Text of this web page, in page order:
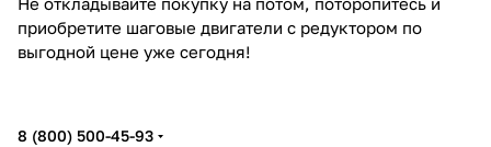
приобретите шаговые двигатели с редуктором по
выгодной цене уже сегодня!
8 (800) 500-45-93